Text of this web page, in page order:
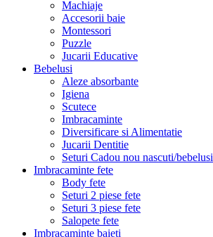
Machiaje
Accesorii baie
Montessori
Puzzle
Jucarii Educative
Bebelusi
Aleze absorbante
Igiena
Scutece
Imbracaminte
Diversificare si Alimentatie
Jucarii Dentitie
Seturi Cadou nou nascuti/bebelusi
Imbracaminte fete
Body fete
Seturi 2 piese fete
Seturi 3 piese fete
Salopete fete
Imbracaminte baieti